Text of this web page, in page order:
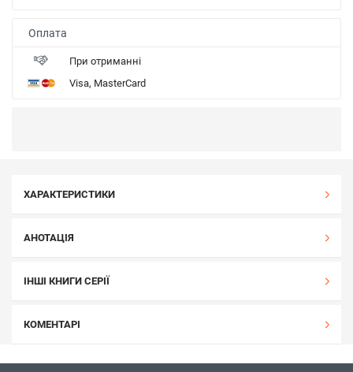
Оплата
При отриманні
Visa, MasterCard
ХАРАКТЕРИСТИКИ
АНОТАЦІЯ
ІНШІ КНИГИ СЕРІЇ
КОМЕНТАРІ